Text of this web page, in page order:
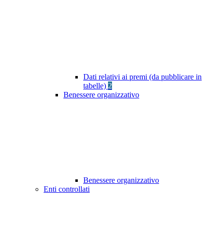
Dati relativi ai premi (da pubblicare in
tabelle) 2
Benessere organizzativo
Benessere organizzativo
Enti controllati